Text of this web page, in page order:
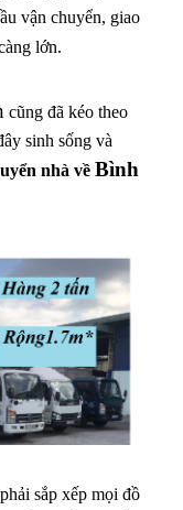
vận chuyển, giao
lớn.
cũng đã kéo theo
sinh sống và
nhà về Bình
sắp xếp mọi đồ